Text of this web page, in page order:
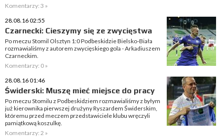
Komentarzy: 3 »
28.08.16 02:55
Czarnecki: Cieszymy się ze zwycięstwa
Po meczu Stomil Olsztyn 1:0 Podbeskidzie Bielsko-Biała
rozmawialiśmy z autorem zwycięskiego gola - Arkadiuszem
Czarneckim.
Komentarzy: 0 »
28.08.16 01:46
Świderski: Muszę mieć miejsce do pracy
Po meczu Stomilu z Podbeskidziem rozmawialiśmy z byłym
już kierownika pierwszej drużyny Ryszardem Świderskim,
któremu przed meczem przedstawiciele klubu wręczyli
pamiątkową koszulkę.
Komentarzy: 2 »